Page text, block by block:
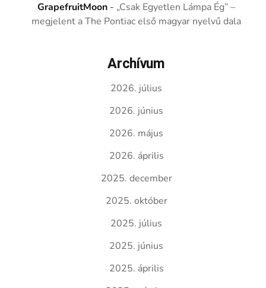
GrapefruitMoon - „Csak Egyetlen Lámpa Ég” –
megjelent a The Pontiac első magyar nyelvű dala
Archívum
2026. július
2026. június
2026. május
2026. április
2025. december
2025. október
2025. július
2025. június
2025. április